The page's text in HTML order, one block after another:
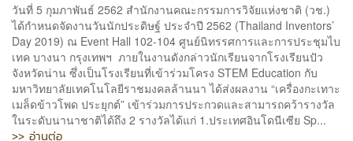
วันที่ 5 กุมภาพันธ์ 2562 สำนักงานคณะกรรมการวิจัยแห่งชาติ (วช.)
ได้กำหนดจัดงานวันนักประดิษฐ์ ประจำปี 2562 (Thailand Inventors’
Day 2019) ณ Event Hall 102-104 ศูนย์นิทรรศการและการประชุมไบ
เทค บางนา กรุงเทพฯ ภายในงานดังกล่าวนักเรียนจากโรงเรียนปัว
จังหวัดน่าน ซึ่งเป็นโรงเรียนที่เข้าร่วมโครง STEM Education กับ
มหาวิทยาลัยเทคโนโลยีราชมงคลล้านนา ได้ส่งผลงาน “เครื่องกะเทาะ
เมล็ดข้าวโพด ประยุกต์” เข้าร่วมการประกวดและสามารถคว้ารางวัล
ในระดับนานาชาติได้ถึง 2 รางวัลได้แก่ 1.ประเทศอินโดนีเซีย Sp...
>> อ่านต่อ